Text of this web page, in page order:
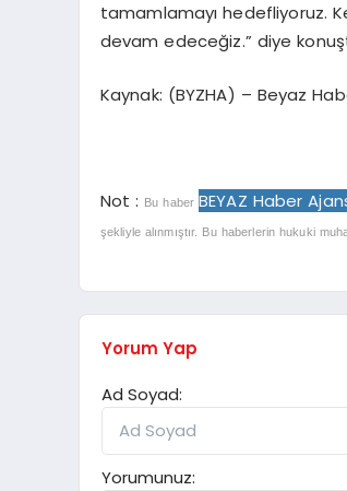
tamamlamayı hedefliyoruz.
devam edeceğiz.” diye
Kaynak: (BYZHA) – Beyaz
Not : Bu haber BEYAZ Haber
şekliyle alınmıştır. Bu haberlerin hukuki
Yorum Yap
Ad Soyad:
Yorumunuz: